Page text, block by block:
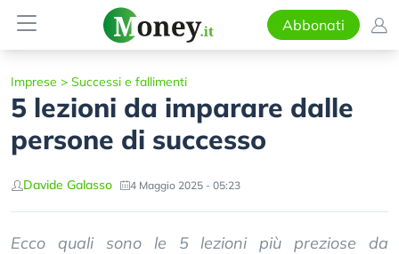
Abbonati
Imprese > Successi e fallimenti
5 lezioni da imparare dalle
persone di successo
Davide Galasso 4 Maggio 2025 - 05:23
Ecco quali sono le 5 lezioni più preziose da